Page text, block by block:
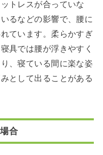
トレスが合っていな
るなどの影響で、腰に
ています。柔らかすぎ
具では腰が浮きやすく
、寝ている間に楽な姿
として出ることがある
合